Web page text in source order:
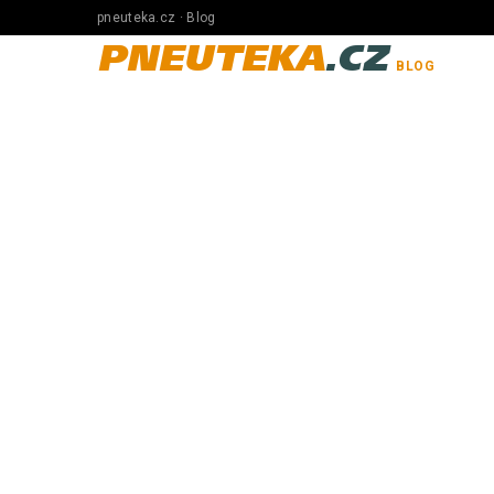
pneuteka.cz · Blog
PNEUTEKA.CZ BLOG